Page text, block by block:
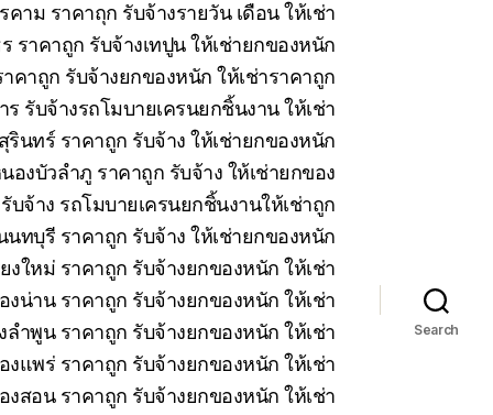
คาม ราคาถุก รับจ้างรายวัน เดือน ให้เช่า
ราคาถูก รับจ้างเทปูน ให้เช่ายกของหนัก
าคาถูก รับจ้างยกของหนัก ให้เช่าราคาถูก
ร รับจ้างรถโมบายเครนยกชิ้นงาน ให้เช่า
รินทร์ ราคาถูก รับจ้าง ให้เช่ายกของหนัก
องบัวลำภู ราคาถูก รับจ้าง ให้เช่ายกของ
บจ้าง รถโมบายเครนยกชิ้นงานให้เช่าถูก
นทบุรี ราคาถูก รับจ้าง ให้เช่ายกของหนัก
งใหม่ ราคาถูก รับจ้างยกของหนัก ให้เช่า
งน่าน ราคาถูก รับจ้างยกของหนัก ให้เช่า
ลำพูน ราคาถูก รับจ้างยกของหนัก ให้เช่า
งแพร่ ราคาถูก รับจ้างยกของหนัก ให้เช่า
งสอน ราคาถูก รับจ้างยกของหนัก ให้เช่า
Search